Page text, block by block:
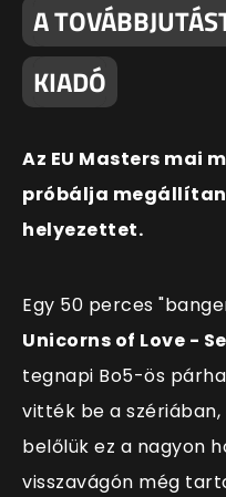
A
KIADÓ
Az EU Masters mai
próbálja
helyezettet.
Egy 50 perces
Unicorns of Love -
tegnapi Bo5-ös
vitték be a
belőlük ez a nagyon
visszavágón még